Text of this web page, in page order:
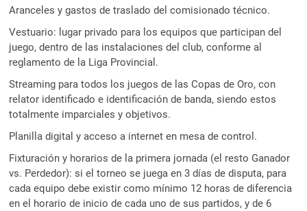
Aranceles y gastos de traslado del comisionado técnico.
Vestuario: lugar privado para los equipos que participan del
juego, dentro de las instalaciones del club, conforme al
reglamento de la Liga Provincial.
Streaming para todos los juegos de las Copas de Oro, con
relator identificado e identificación de banda, siendo estos
totalmente imparciales y objetivos.
Planilla digital y acceso a internet en mesa de control.
Fixturación y horarios de la primera jornada (el resto Ganador
vs. Perdedor): si el torneo se juega en 3 días de disputa, para
cada equipo debe existir como mínimo 12 horas de diferencia
en el horario de inicio de cada uno de sus partidos, y de 6